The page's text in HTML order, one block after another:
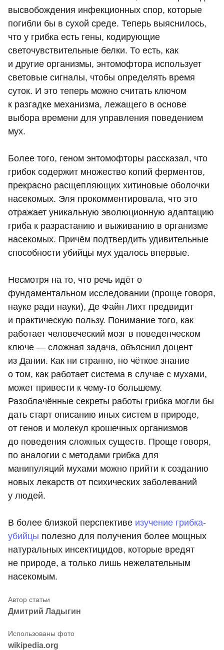
высвобождения инфекционных спор, которые
погибли бы в сухой среде. Теперь выяснилось,
что у грибка есть гены, кодирующие
светочувствительные белки. То есть, как
и другие организмы, энтомофтора использует
световые сигналы, чтобы определять время
суток. И это теперь можно считать ключом
к разгадке механизма, лежащего в основе
выбора времени для управления поведением
мух.
Более того, геном энтомофторы рассказал, что
грибок содержит множество копий ферментов,
прекрасно расщепляющих хитиновые оболочки
насекомых. Эля прокомментировала, что это
отражает уникальную эволюционную адаптацию
гриба к разрастанию и выживанию в организме
насекомых. Причём подтвердить удивительные
способности убийцы мух удалось впервые.
Несмотря на то, что речь идёт о
фундаментальном исследовании (проще говоря,
науке ради науки), Де Файн Лихт предвидит
и практическую пользу. Понимание того, как
работает человеческий мозг в поведенческом
ключе — сложная задача, объяснил доцент
из Дании. Как ни странно, но чёткое знание
о том, как работает система в случае с мухами,
может привести к чему-то большему.
Разоблачённые секреты работы грибка могли бы
дать старт описанию иных систем в природе,
от генов и молекул крошечных организмов
до поведения сложных существ. Проще говоря,
по аналогии с методами грибка для
манипуляций мухами можно прийти к созданию
новых лекарств от психических заболеваний
у людей.
В более близкой перспективе изучение грибка-
убийцы полезно для получения более мощных
натуральных инсектицидов, которые вредят
не природе, а только лишь нежелательным
насекомым.
Дмитрий Ладыгин
wikipedia.org